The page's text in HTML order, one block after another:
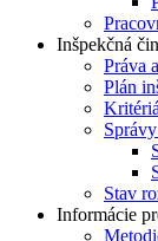
Inšpekčná
Práva
Plán
Stav
Informácie